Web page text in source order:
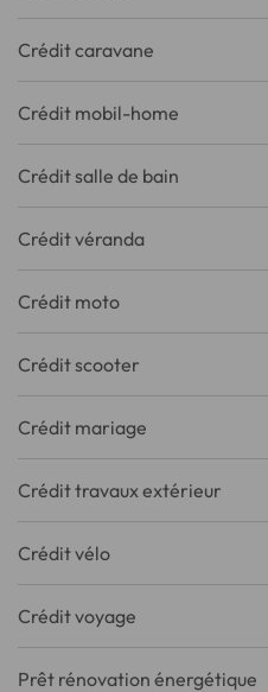
Crédit caravane
Crédit mobil-home
Crédit salle de bain
Crédit véranda
Crédit moto
Crédit scooter
Crédit mariage
Crédit travaux extérieur
Crédit vélo
Crédit voyage
Prêt rénovation énergétique